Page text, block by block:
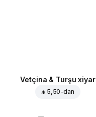
Vetçina & Turşu xiyar
₼ 5,50-dan